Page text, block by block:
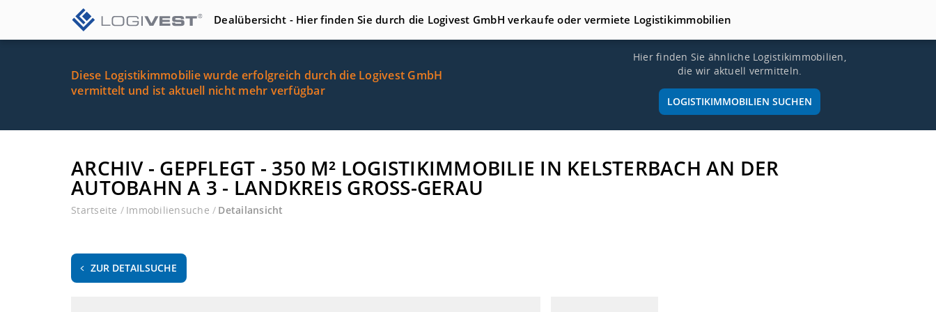
Dealübersicht - Hier finden Sie durch die Logivest GmbH verkaufe oder vermiete Logistikimmobilien
Diese Logistikimmobilie wurde erfolgreich durch die Logivest GmbH
vermittelt und ist aktuell nicht mehr verfügbar
Hier finden Sie ähnliche Logistikimmobilien,
die wir aktuell vermitteln.
LOGISTIKIMMOBILIEN SUCHEN
ARCHIV - GEPFLEGT - 350 M² LOGISTIKIMMOBILIE IN KELSTERBACH AN DER
AUTOBAHN A 3 - LANDKREIS GROSS-GERAU
Startseite / Immobiliensuche / Detailansicht
ZUR DETAILSUCHE